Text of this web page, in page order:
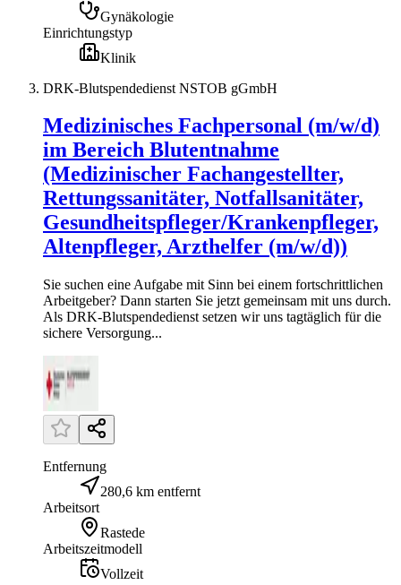
Gynäkologie
Einrichtungstyp
Klinik
DRK-Blutspendedienst NSTOB gGmbH
Medizinisches Fachpersonal (m/w/d)
im Bereich Blutentnahme
(Medizinischer Fachangestellter,
Rettungssanitäter, Notfallsanitäter,
Gesundheitspfleger/Krankenpfleger,
Altenpfleger, Arzthelfer (m/w/d))
Sie suchen eine Aufgabe mit Sinn bei einem fortschrittlichen
Arbeitgeber? Dann starten Sie jetzt gemeinsam mit uns durch.
Als DRK-Blutspendedienst setzen wir uns tagtäglich für die
sichere Versorgung...
Entfernung
280,6 km entfernt
Arbeitsort
Rastede
Arbeitszeitmodell
Vollzeit